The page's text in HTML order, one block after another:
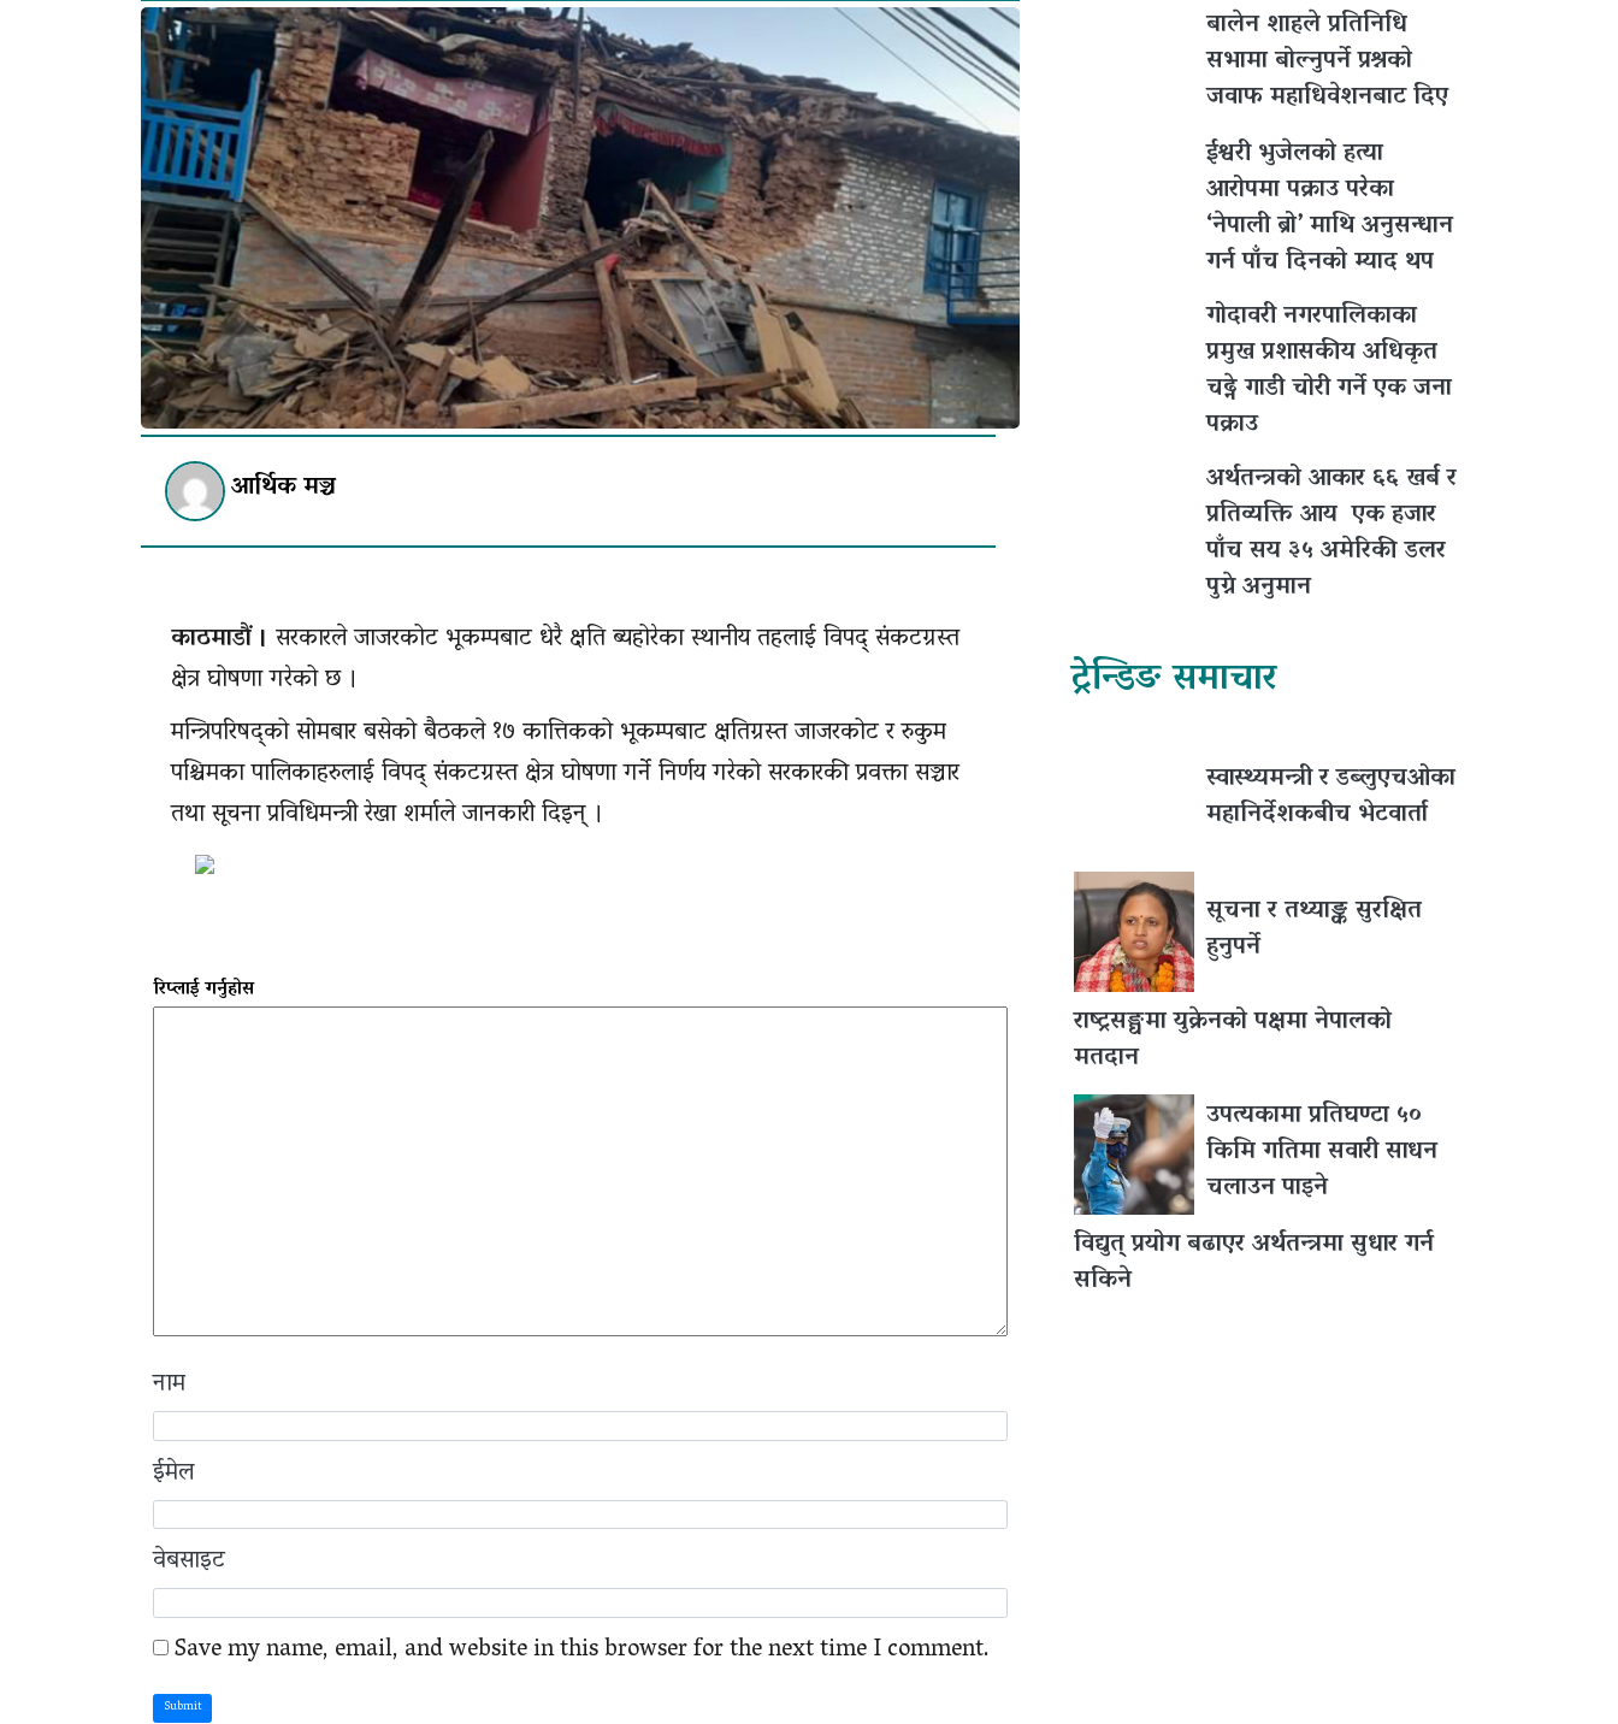
आर्थिक मञ्च
काठमाडौं । सरकारले जाजरकोट भूकम्पबाट धेरै क्षति ब्यहोरेका स्थानीय तहलाई विपद् संकटग्रस्त
क्षेत्र घोषणा गरेको छ ।
मन्त्रिपरिषद्को सोमबार बसेको बैठकले १७ कात्तिकको भूकम्पबाट क्षतिग्रस्त जाजरकोट र रुकुम
पश्चिमका पालिकाहरुलाई विपद् संकटग्रस्त क्षेत्र घोषणा गर्ने निर्णय गरेको सरकारकी प्रवक्ता सञ्चार
तथा सूचना प्रविधिमन्त्री रेखा शर्माले जानकारी दिइन् ।
रिप्लाई गर्नुहोस
नाम
ईमेल
वेबसाइट
Save my name, email, and website in this browser for the next time I comment.
Submit
बालेन शाहले प्रतिनिधि
सभामा बोल्नुपर्ने प्रश्नकाे
जवाफ महाधिवेशनबाट दिए
ईश्वरी भुजेलको हत्या
आरोपमा पक्राउ परेका
‘नेपाली ब्रो’ माथि अनुसन्धान
गर्न पाँच दिनको म्याद थप
गोदावरी नगरपालिकाका
प्रमुख प्रशासकीय अधिकृत
चढ्ने गाडी चोरी गर्ने एक जना
पक्राउ
अर्थतन्त्रको आकार ६६ खर्ब र
प्रतिव्यक्ति आय एक हजार
पाँच सय ३५ अमेरिकी डलर
पुग्ने अनुमान
ट्रेन्डिङ समाचार
स्वास्थ्यमन्त्री र डब्लुएचओका
महानिर्देशकबीच भेटवार्ता
सूचना र तथ्याङ्क सुरक्षित
हुनुपर्ने
राष्ट्रसङ्घमा युक्रेनको पक्षमा नेपालको
मतदान
उपत्यकामा प्रतिघण्टा ५०
किमि गतिमा सवारी साधन
चलाउन पाइने
विद्युत् प्रयोग बढाएर अर्थतन्त्रमा सुधार गर्न
सकिने